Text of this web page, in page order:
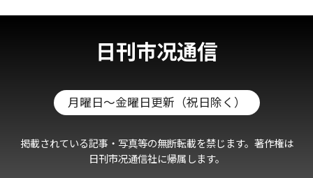
日刊市况通信
月曜日～金曜日更新（祝日除く）
掲載されている記事・写真等の無断転載を禁じます。著作権は
日刊市况通信社に帰属します。